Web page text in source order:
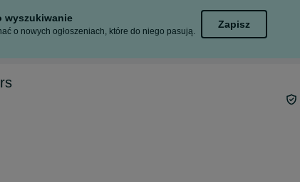
wyszukiwanie
o nowych ogłoszeniach, które do niego pasują.
Zapisz